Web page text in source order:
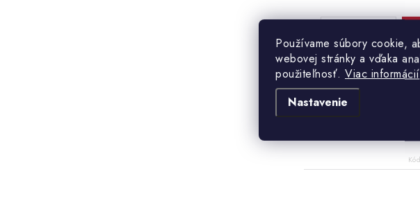
Používame súbory cookie,
webovej stránky a vďaka
použiteľnosť. Viac informácií
Nastavenie
Jemná krémová chuť
exotickej vanilky –
skutočná klasika.